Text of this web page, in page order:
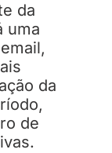
da
uma
da
de